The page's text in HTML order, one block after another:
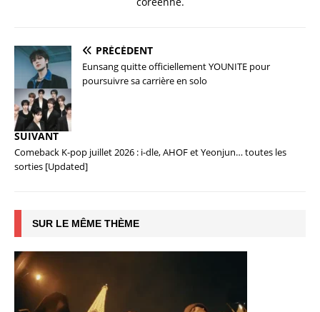
PRÉCÉDENT
Eunsang quitte officiellement YOUNITE pour
poursuivre sa carrière en solo
SUIVANT
Comeback K-pop juillet 2026 : i-dle, AHOF et Yeonjun… toutes les
sorties [Updated]
SUR LE MÊME THÈME